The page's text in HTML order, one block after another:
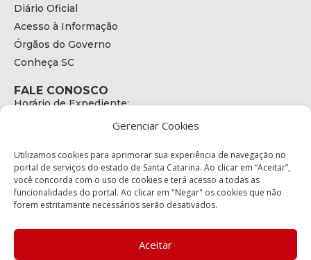
Gerenciar Cookies
Utilizamos cookies para aprimorar sua experiência de navegação no
portal de serviços do estado de Santa Catarina. Ao clicar em “Aceitar”,
você concorda com o uso de cookies e terá acesso a todas as
funcionalidades do portal. Ao clicar em "Negar" os cookies que não
forem estritamente necessários serão desativados.
Aceitar
Diário Oficial
Acesso à Informação
Órgãos do Governo
Conheça SC
FALE CONOSCO
Horário de Expediente:
E-mail:
secretariaexecutiva@cetran.sc.gov.br
ENDEREÇO
Endereço:
Bairro:
Coqueiros, Florianópolis SC